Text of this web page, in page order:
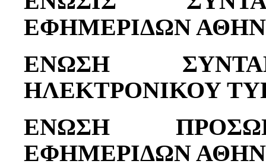
ΕΦΗΜΕΡΙΔΩΝ
ΕΝΩΣΗ
ΗΛΕΚΤΡΟΝΙΚΟΥ
ΕΝΩΣΗ
ΕΦΗΜΕΡΙΔΩΝ